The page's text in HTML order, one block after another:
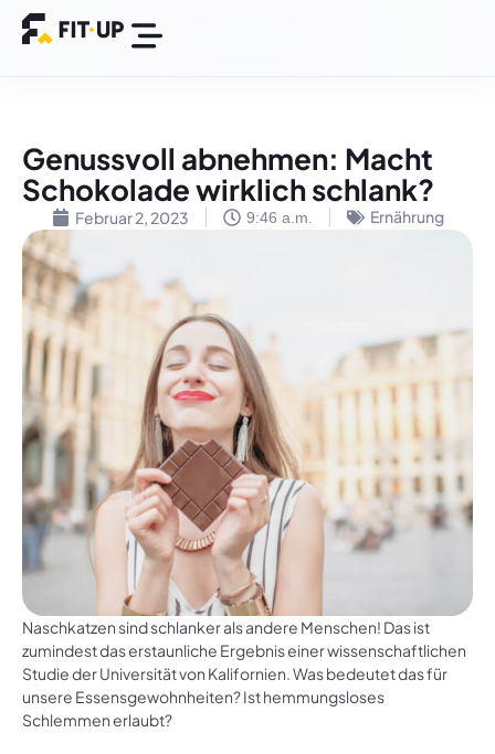
Genussvoll abnehmen: Macht
Schokolade wirklich schlank?
Februar 2, 2023 9:46 a.m. Ernährung
Naschkatzen sind schlanker als andere Menschen! Das ist
zumindest das erstaunliche Ergebnis einer wissenschaftlichen
Studie der Universität von Kalifornien. Was bedeutet das für
unsere Essensgewohnheiten? Ist hemmungsloses
Schlemmen erlaubt?